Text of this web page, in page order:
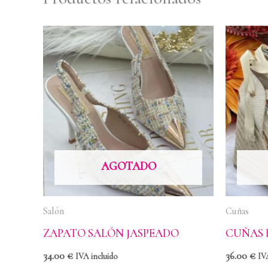
AGOTADO
Salón
ZAPATO SALÓN JASPEADO
34.00€ IVA incluido
Cuñas
CUÑAS
36.00€